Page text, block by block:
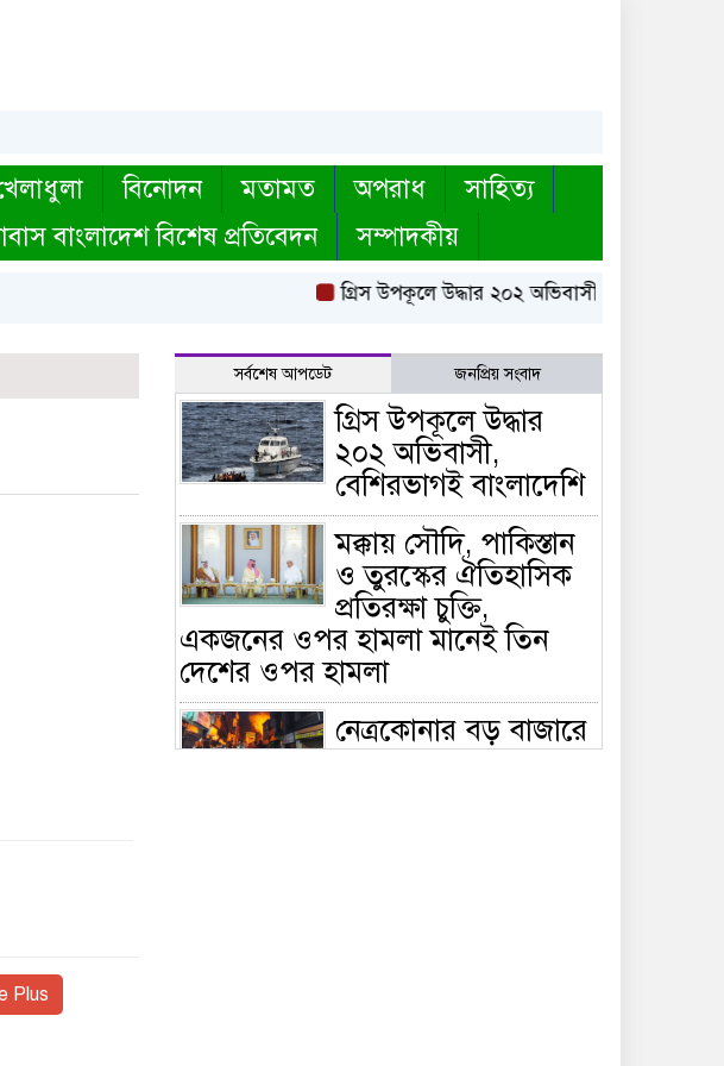
বিনোদন মতামত অপরাধ
সাহিত্য
বাংলাদেশ বিশেষ প্রতিবেদন সম্পাদকীয়
গ্রিস উপকূলে উদ্ধার ২০২ অভিবাসী, বেশিরভাগই
Plus
সর্বশেষ আপডেট জনপ্রিয় সংবাদ
গ্রিস উপকূলে উদ্ধার
২০২ অভিবাসী,
বেশিরভাগই বাংলাদেশি
মক্কায় সৌদি, পাকিস্তান
ও তুরস্কের ঐতিহাসিক
প্রতিরক্ষা চুক্তি,
একজনের ওপর হামলা মানেই তিন
দেশের ওপর হামলা
নেত্রকোনার বড় বাজারে
ভয়াবহ আগুন, পুড়ছে ৫